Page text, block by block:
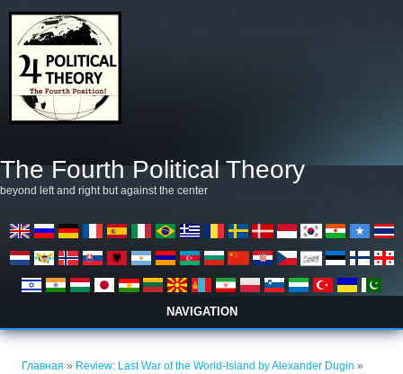
The Fourth Political Theory
beyond left and right but against the center
NAVIGATION
Главная » Review: Last War of the World-Island by Alexander Dugin »